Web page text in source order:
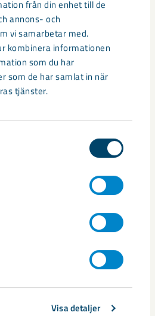
från din enhet till de
annons- och
vi samarbetar med.
kombinera informationen
som du har
som de har samlat in när
tjänster.
Visa detaljer